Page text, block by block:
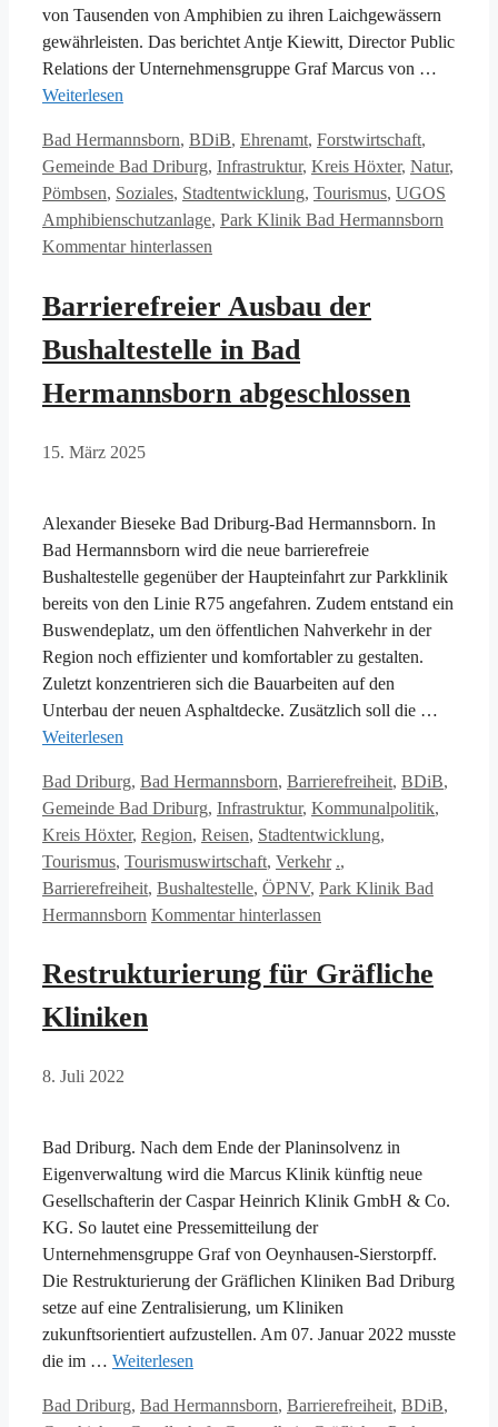
von Tausenden von Amphibien zu ihren Laichgewässern
gewährleisten. Das berichtet Antje Kiewitt, Director Public
Relations der Unternehmensgruppe Graf Marcus von …
Weiterlesen
Kategorien
Bad Hermannsborn, BDiB, Ehrenamt, Forstwirtschaft,
Gemeinde Bad Driburg, Infrastruktur, Kreis Höxter, Natur,
Pömbsen, Soziales, Stadtentwicklung, Tourismus, UGOS
Amphibienschutzanlage, Park Klinik Bad Hermannsborn
Kommentar hinterlassen
Barrierefreier Ausbau der
Bushaltestelle in Bad
Hermannsborn abgeschlossen
15. März 2025
Alexander Bieseke Bad Driburg-Bad Hermannsborn. In
Bad Hermannsborn wird die neue barrierefreie
Bushaltestelle gegenüber der Haupteinfahrt zur Parkklinik
bereits von den Linie R75 angefahren. Zudem entstand ein
Buswendeplatz, um den öffentlichen Nahverkehr in der
Region noch effizienter und komfortabler zu gestalten.
Zuletzt konzentrieren sich die Bauarbeiten auf den
Unterbau der neuen Asphaltdecke. Zusätzlich soll die …
Weiterlesen
Kategorien
Bad Driburg, Bad Hermannsborn, Barrierefreiheit, BDiB,
Gemeinde Bad Driburg, Infrastruktur, Kommunalpolitik,
Kreis Höxter, Region, Reisen, Stadtentwicklung,
Tourismus, Tourismuswirtschaft, Verkehr .,
Barrierefreiheit, Bushaltestelle, ÖPNV, Park Klinik Bad
Hermannsborn Kommentar hinterlassen
Restrukturierung für Gräfliche
Kliniken
8. Juli 2022
Bad Driburg. Nach dem Ende der Planinsolvenz in
Eigenverwaltung wird die Marcus Klinik künftig neue
Gesellschafterin der Caspar Heinrich Klinik GmbH & Co.
KG. So lautet eine Pressemitteilung der
Unternehmensgruppe Graf von Oeynhausen-Sierstorpff.
Die Restrukturierung der Gräflichen Kliniken Bad Driburg
setze auf eine Zentralisierung, um Kliniken
zukunftsorientiert aufzustellen. Am 07. Januar 2022 musste
die im … Weiterlesen
Kategorien
Bad Driburg, Bad Hermannsborn, Barrierefreiheit, BDiB,